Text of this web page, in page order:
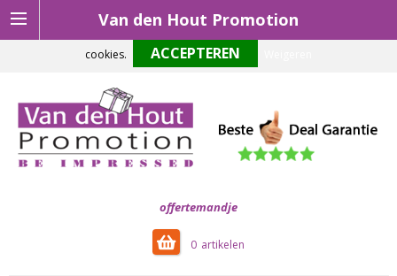
Van den Hout Promotion
offertemandje
0
Om onze website optimaal te laten functioneren maken wij gebruik van
cookies.